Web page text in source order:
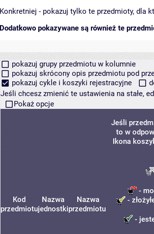
Konkretniej - pokazuj tylko te przedmioty, dla
Dodatkowo pokazywane są również te
pokazuj grupy przedmiotu w kolumnie
pokazuj skrócony opis przedmiotu pod
pokazuj cykle i koszyki rejestracyjne
Jeśli chcesz zmienić te ustawienia na stałe,
Pokaż opcje
Kod
przedmiotu
Nazwa
jednostki
Nazwa
przedmiotu
Jeśli
to w
Ikona
-
-
-